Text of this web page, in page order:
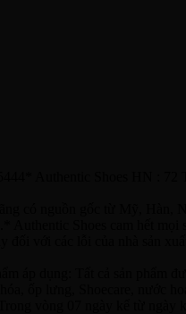
có nguồn gốc từ Mỹ,
dụng: Tất cả sản phẩm
ốp lưng, Shoecare, nước
vòng 07 ngày kể từ ngày